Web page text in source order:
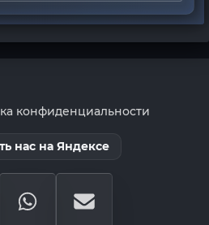
конфиденциальности
нас на Яндексе